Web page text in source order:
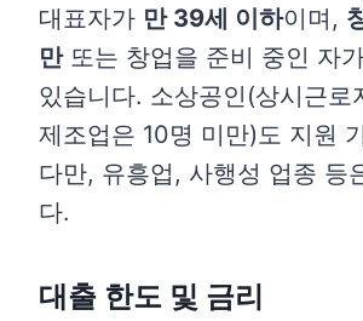
대표자가 만 39세 이하이며,
만또는 창업을 준비 중인 자
있습니다. 소상공인(상시근로
제조업은 10명 미만)도 지원
다만, 유흥업, 사행성 업종 등
다.
대출 한도 및 금리